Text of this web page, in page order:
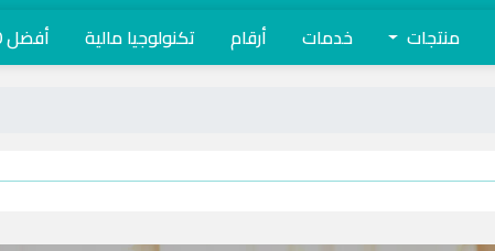
منتجات خدمات أرقام تكنولوجيا مالية أفضل 10 بنوك